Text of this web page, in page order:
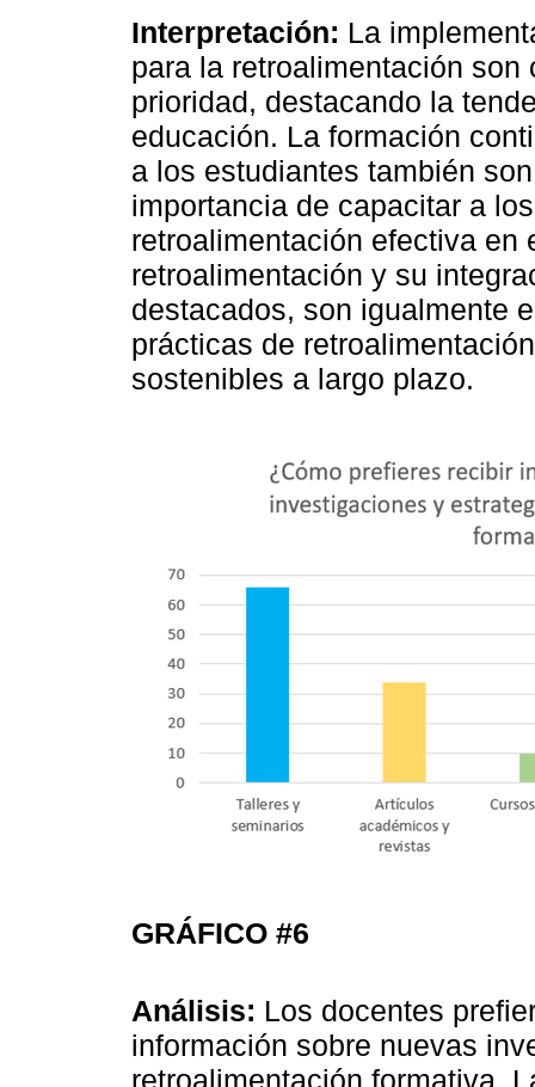
Interpretación: La
para la retroalimentación
prioridad, destacando la
educación. La formación
a los estudiantes también
importancia de capacitar a
retroalimentación efectiva en
retroalimentación y su
destacados, son igualmente
prácticas de
sostenibles a largo plazo.
GRÁFICO #6
Análisis: Los docentes
información sobre nuevas
retroalimentación formativa.